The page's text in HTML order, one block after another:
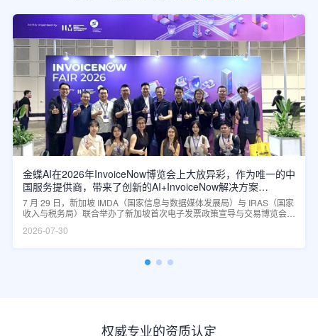
金蝶AI在2026年InvoiceNow博览会上大放异彩，作为唯一的中
国服务提供商，带来了创新的AI+InvoiceNow解决方案
Kingdee AI Shines in InvoiceNow Fair 2026, Bringing
Innovative AI + InvoiceNow Solutions as the Only Chinese
Service Provider
7 月 29 日，新加坡 IMDA（国家信息与数据媒体发展局）与 IRAS（国家
收入与税务局）联合举办了新加坡首次电子发票政策宣导与交易博览会，
6,000 名企业代表及行业人士参与。Kingdee 作为来自中国的唯一参展服
2026-07-30
权威专业的资质认定